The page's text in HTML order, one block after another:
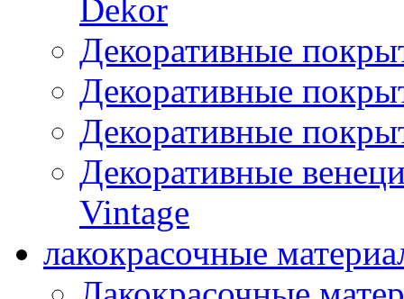
Dekor
Декоративные
Декоративные
Декоративные
Декоративные
Vintage
лакокрасочные